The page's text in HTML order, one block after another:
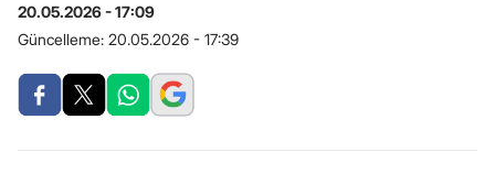
20.05.2026 - 17:09
Güncelleme: 20.05.2026 - 17:39